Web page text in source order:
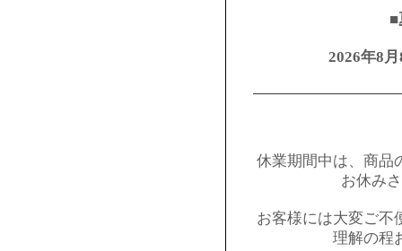
■
2026年8
休業期間中は、商品
お休み
お客様には大変ご不
理解の程